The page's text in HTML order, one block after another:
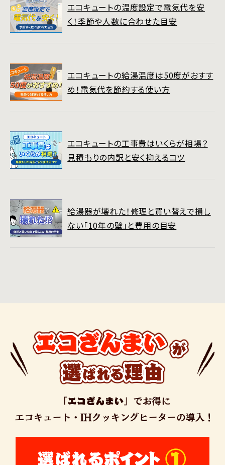
エコキュートの温度設定で電気代を安
く！季節や人数に合わせた目安
エコキュートの給湯温度は50度がおすす
め！電気代を節約する使い方
エコキュートの工事費はいくらが相場？
見積もりの内訳と安く抑えるコツ
給湯器が壊れた！修理と買い替えで損し
ない「10年の壁」と費用の目安